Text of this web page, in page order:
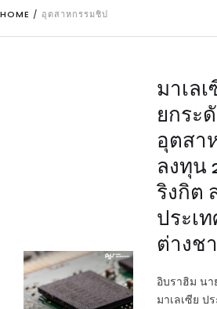
HOME / อุตสาหกรรมชิป
มาเล
ยกระ
อุตสา
ลงทุน
ริงกิต
ประเ
ต่างช
อิบราฮิม นา
มาเลเซีย ป